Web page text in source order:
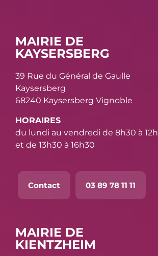
MAIRIE DE
KAYSERSBERG
39 Rue du Général de Gaulle
Kaysersberg
68240 Kaysersberg Vignoble
HORAIRES
du lundi au vendredi de 8h30 à 12h
et de 13h30 à 16h30
Contact 03 89 78 11 11
MAIRIE DE
KIENTZHEIM